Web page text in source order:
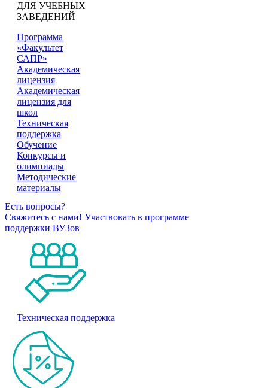
ДЛЯ УЧЕБНЫХ
ЗАВЕДЕНИЙ
Программа
«Факультет
САПР»
Академическая
лицензия
Академическая
лицензия для
школ
Техническая
поддержка
Обучение
Конкурсы и
олимпиады
Методические
материалы
Есть вопросы?
Свяжитесь с нами! Участвовать в программе
поддержки ВУЗов
Техническая поддержка